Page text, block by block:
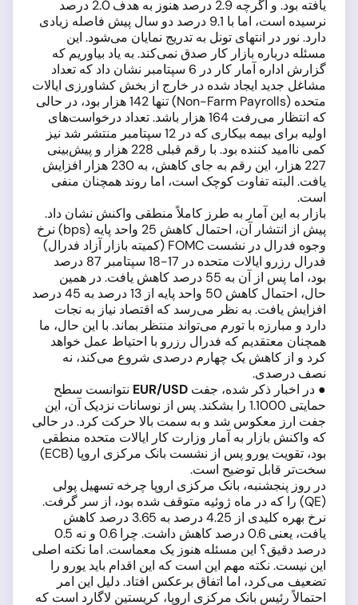
یافته بود. و اگرچه 2.9 درصد هنوز به هدف 2.0 درصد
نرسیده است، اما با 9.1 درصد دو سال پیش فاصله زیادی
دارد. نور در انتهای تونل به تدریج نمایان می‌شود. این
مسئله درباره بازار کار صدق نمی‌کند. به یاد بیاوریم که
گزارش اداره آمار کار در 6 سپتامبر نشان داد که تعداد
مشاغل جدید ایجاد شده در خارج از بخش کشاورزی ایالات
متحده (Non-Farm Payrolls) تنها 142 هزار بود، در حالی
که انتظار می‌رفت 164 هزار باشد. تعداد درخواست‌های
اولیه برای بیمه بیکاری که در 12 سپتامبر منتشر شد نیز
کمی ناامید کننده بود. با رقم قبلی 228 هزار و پیش‌بینی
227 هزار، این رقم به جای کاهش، به 230 هزار افزایش
یافت. البته تفاوت کوچک است، اما روند همچنان منفی
است.
بازار به این آمار به طرز کاملاً منطقی واکنش نشان داد.
پیش از انتشار آن، احتمال کاهش 25 واحد پایه (bps) نرخ
وجوه فدرال در نشست FOMC (کمیته بازار آزاد فدرال)
فدرال رزرو ایالات متحده در 17-18 سپتامبر 87 درصد
بود، اما پس از آن به 55 درصد کاهش یافت. در همین
حال، احتمال کاهش 50 واحد پایه از 13 درصد به 45 درصد
افزایش یافت. به نظر می‌رسد که اقتصاد نیاز به نجات
دارد و مبارزه با تورم می‌تواند منتظر بماند. با این حال، ما
همچنان معتقدیم که فدرال رزرو با احتیاط عمل خواهد
کرد و از کاهش یک چهارم درصدی شروع می‌کند، نه
نصف درصدی.
● در اخبار ذکر شده، جفت EUR/USD نتوانست سطح
حمایتی 1.1000 را بشکند. پس از نوسانات نزدیک آن، این
جفت ارز معکوس شد و به سمت بالا حرکت کرد. در حالی
که واکنش بازار به آمار وزارت کار ایالات متحده منطقی
بود، تقویت یورو پس از نشست بانک مرکزی اروپا (ECB)
سخت‌تر قابل توضیح است.
در روز پنجشنبه، بانک مرکزی اروپا چرخه تسهیل پولی
(QE) را که در ماه ژوئیه متوقف شده بود، از سر گرفت.
نرخ بهره کلیدی از 4.25 درصد به 3.65 درصد کاهش
یافت، یعنی 0.6 درصد کاهش داشت. چرا 0.6 و نه 0.5
درصد دقیق؟ این مسئله هنوز یک معماست. اما نکته اصلی
این نیست. نکته مهم این است که این اقدام باید یورو را
تضعیف می‌کرد، اما اتفاق برعکس افتاد. دلیل این امر
احتمالاً رئیس بانک مرکزی اروپا، کریستین لاگارد است که